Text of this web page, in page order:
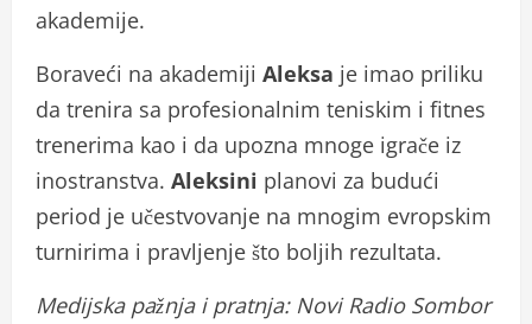
akademije.
Boraveći na akademiji Aleksa je imao priliku
da trenira sa profesionalnim teniskim i fitnes
trenerima kao i da upozna mnoge igrače iz
inostranstva. Aleksini planovi za budući
period je učestvovanje na mnogim evropskim
turnirima i pravljenje što boljih rezultata.
Medijska pažnja i pratnja: Novi Radio Sombor